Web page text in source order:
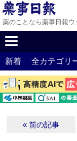
薬のことなら薬事日報ウ
新着 全カテゴリ
« 前の記事